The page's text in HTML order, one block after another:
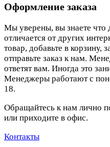
Оформление заказа
Мы уверены, вы знаете что
отличается от других
товар, добавьте в корзину,
отправьте заказ к нам.
ответят вам. Иногда это
Менеджеры работают с
18.
Обращайтесь к нам лично
или приходите в офис.
Контакты